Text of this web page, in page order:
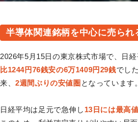
半導体関連銘柄を中心に売られ
2026年5月15日の東京株式市場で、日
比1244円76銭安の6万1409円29銭でし
来、2週間ぶりの安値圏 となっています。
日経平均は足元で急伸し 13日には最高